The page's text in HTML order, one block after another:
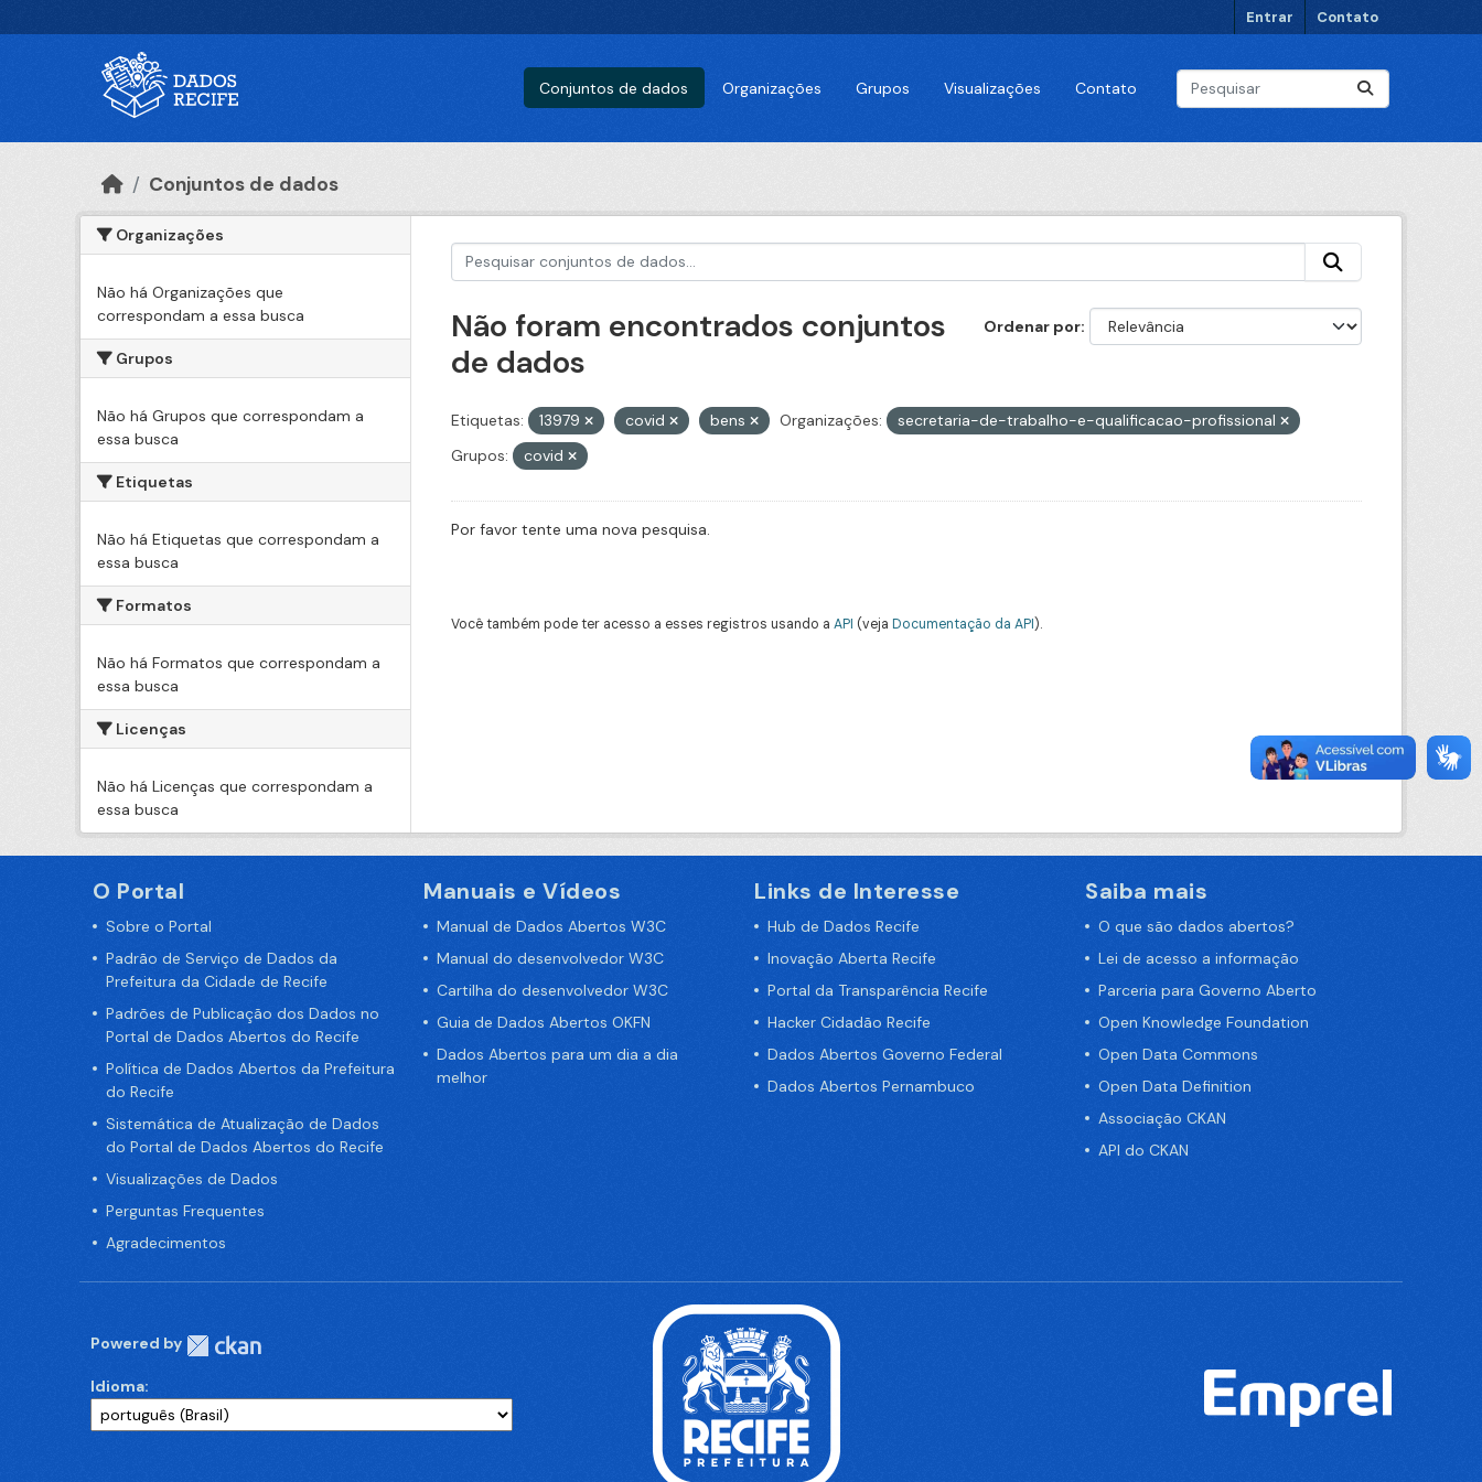
Entrar Contato
Conjuntos de dados Organizações Grupos Visualizações Contato
Conjuntos de dados
Organizações
Não há Organizações que
correspondam a essa busca
Grupos
Não há Grupos que correspondam a
essa busca
Etiquetas
Não há Etiquetas que correspondam a
essa busca
Formatos
Não há Formatos que correspondam a
essa busca
Licenças
Não há Licenças que correspondam a
essa busca
Ordenar por
Não foram encontrados conjuntos
de dados
Etiquetas: 13979 covid bens Organizações:
secretaria-de-trabalho-e-qualificacao-profissional
Grupos:
covid
Por favor tente uma nova pesquisa.
Você também pode ter acesso a esses registros usando a API (veja Documentação da API).
O Portal
Sobre o Portal
Padrão de Serviço de Dados da
Prefeitura da Cidade de Recife
Padrões de Publicação dos Dados no
Portal de Dados Abertos do Recife
Política de Dados Abertos da Prefeitura
do Recife
Sistemática de Atualização de Dados
do Portal de Dados Abertos do Recife
Visualizações de Dados
Perguntas Frequentes
Agradecimentos
Manuais e Vídeos
Manual de Dados Abertos W3C
Manual do desenvolvedor W3C
Cartilha do desenvolvedor W3C
Guia de Dados Abertos OKFN
Dados Abertos para um dia a dia
melhor
Links de Interesse
Hub de Dados Recife
Inovação Aberta Recife
Portal da Transparência Recife
Hacker Cidadão Recife
Dados Abertos Governo Federal
Dados Abertos Pernambuco
Saiba mais
O que são dados abertos?
Lei de acesso a informação
Parceria para Governo Aberto
Open Knowledge Foundation
Open Data Commons
Open Data Definition
Associação CKAN
API do CKAN
Powered by
Idioma